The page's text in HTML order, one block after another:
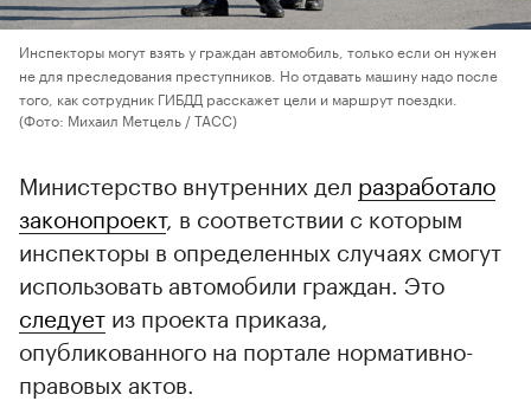
Инспекторы могут взять у граждан автомобиль, только если он нужен
не для преследования преступников. Но отдавать машину надо после
того, как сотрудник ГИБДД расскажет цели и маршрут поездки.
(Фото: Михаил Метцель / ТАСС)
Министерство внутренних дел разработало
законопроект, в соответствии с которым
инспекторы в определенных случаях смогут
использовать автомобили граждан. Это
следует из проекта приказа,
опубликованного на портале нормативно-
правовых актов.